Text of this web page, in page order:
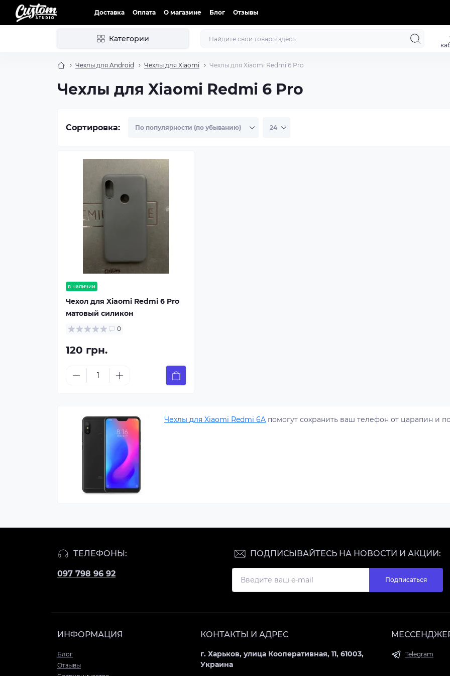
Доставка Оплата О магазине Блог Отзывы
Категории
Чехлы для Android Чехлы для Xiaomi Чехлы для Xiaomi Redmi 6 Pro
Чехлы для Xiaomi Redmi 6 Pro
Сортировка:
в наличии
Чехол для Xiaomi Redmi 6 Pro
матовый силикон
0
120 грн.
Чехлы для Xiaomi Redmi 6A помогут сохранить ваш телефон от царапин и
ТЕЛЕФОНЫ:
097 798 96 92
ПОДПИСЫВАЙТЕСЬ НА НОВОСТИ И АКЦИИ:
Подписаться
ИНФОРМАЦИЯ
Блог
Отзывы
КОНТАКТЫ И АДРЕС
г. Харьков, улица Кооперативная, 11, 61003,
Украина
Telegram